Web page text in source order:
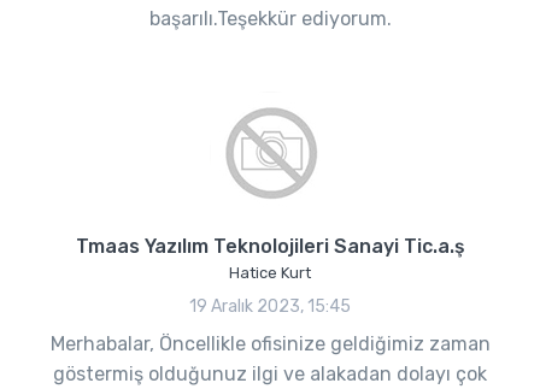
başarılı.Teşekkür ediyorum.
Tmaas Yazılım Teknolojileri Sanayi Tic.a.ş
Hatice Kurt
19 Aralık 2023, 15:45
Merhabalar, Öncellikle ofisinize geldiğimiz zaman
göstermiş olduğunuz ilgi ve alakadan dolayı çok